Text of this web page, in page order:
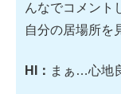
んなでコメン
自分の居場所を
HI： まぁ…心地